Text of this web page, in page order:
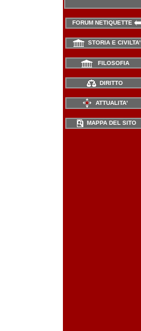
FORUM NETIQUETTE
STORIA E CIVILTA'
FILOSOFIA
DIRITTO
ATTUALITA'
MAPPA DEL SITO